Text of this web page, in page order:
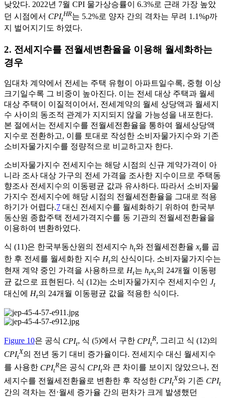
낮았다. 2022년 7월 CPI 물가상승률이 6.3%로 근래 가장 높았
던 시점에서 CPIt
HR는 5.2%로 양자 간의 격차는 무려 1.1%p까
지 벌어지기도 하였다.
2. 전세지수를 전월세변환율을 이용해 월세화하는
경우
임대차 계약에서 전세는 주택 유형이 아파트일수록, 중형 이상
크기일수록 그 비중이 높아진다. 이는 전세 대상 주택과 월세
대상 주택이 이질적이어서, 전세계약의 월세 상당액과 월세지
수 사이의 동조적 관계가 지지되지 않을 가능성을 내포한다.
본 절에서는 전세지수를 전월세전환율을 통하여 월세상당액
지수로 전환하고, 이를 토대로 작성한 소비자물가지수와 기존
소비자물가지수를 정량적으로 비교하고자 한다.
소비자물가지수 전세지수는 해당 시점의 신규 계약가격이 아
니라 조사 대상 가구의 전세 가격을 조사한 지수이므로 주택동
향조사 전세지수의 이동평균 값과 유사하다. 따라서 소비자물
가지수 전세지수에 해당 시점의 전월세전환율을 그대로 적용
하기가 어렵다.7 대신 전세지수를 월세화하기 위하여 한국부
동산원 종합주택 전세가격지수를 동 기관의 전월세전환율을
이용하여 변환하였다.
식 (11)은 한국부동산원의 전세지수 ht와 전월세전환율xt를 곱
한 후 전세를 월세화한 지수 Ht의 산식이다. 소비자물가지수는
현재 계약 중인 가격을 사용하므로 Ht는 htxt의 24개월 이동평
균 값으로 표현된다. 식 (12)는 소비자물가지수 전세지수인 Jt
대신에 Ht의 24개월 이동평균 값을 적용한 식이다.
Figure 10은 공식 CPIt, 식 (5)에서 구한 CPIt
R, 그리고 식 (12)의
CPIt
X의 전년 동기 대비 증가율이다. 전세지수 대신 월세지수
를 사용한 CPIt
R은 공식 CPIt와 큰 차이를 보이지 않았으나, 전
세지수를 전월세전환율로 변환한 후 작성한 CPIt
X와 기존 CPIt
간의 격차는 전⋅월세 증가율 간의 편차가 크게 발생했던